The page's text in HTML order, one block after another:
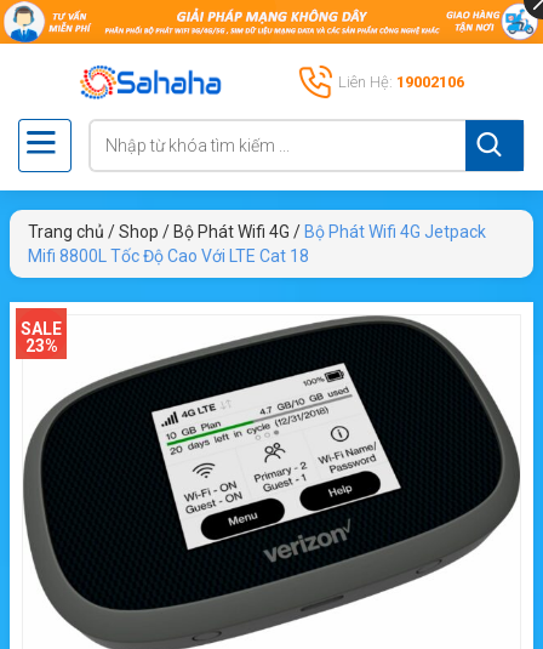
Liên Hệ: 19002106
Trang chủ /Shop / Bộ Phát Wifi 4G / Bộ Phát Wifi 4G Jetpack
Mifi 8800L Tốc Độ Cao Với LTE Cat 18
SALE
23%